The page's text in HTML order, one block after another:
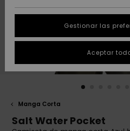
Destacados
Destacados
Inicia una
conversación
la respuesta
más rápida a
conversación
SOSTENIBILIDAD
Manga Corta
Salt Water Pocket
Gestionar las
Aceptar